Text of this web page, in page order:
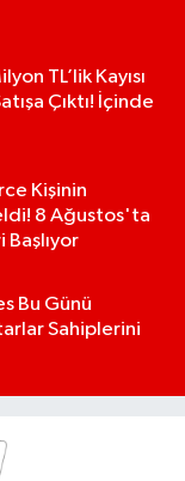
TL’lik Kayısı
Çıktı! İçinde
Kişinin
8 Ağustos'ta
Bu Günü
Sahiplerini